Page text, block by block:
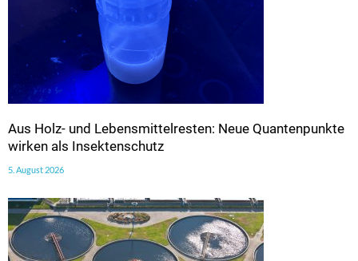
Aus Holz- und Lebensmittelresten: Neue Quantenpunkte
wirken als Insektenschutz
5. August 2026